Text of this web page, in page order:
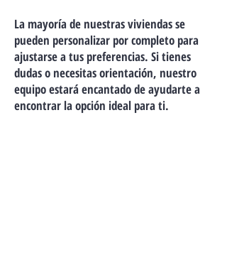
La mayoría de nuestras viviendas se
pueden personalizar por completo para
ajustarse a tus preferencias. Si tienes
dudas o necesitas orientación, nuestro
equipo estará encantado de ayudarte a
encontrar la opción ideal para ti.